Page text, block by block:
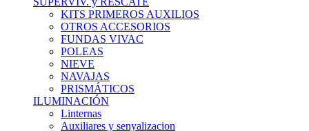
KITS PRIMEROS AUXILIOS
OTROS ACCESORIOS
FUNDAS VIVAC
POLEAS
NIEVE
NAVAJAS
PRISMÁTICOS
ILUMINACIÓN
Linternas
Auxiliares y senyalizacion